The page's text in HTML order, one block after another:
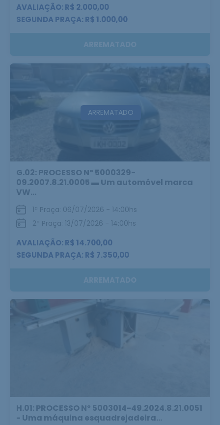
AVALIAÇÃO: R$ 2.000,00
SEGUNDA PRAÇA: R$ 1.000,00
ARREMATADO
G.02: PROCESSO Nº 5000329-
09.2007.8.21.0005 ▬ Um automóvel marca
VW...
1ª Praça: 06/07/2026 - 14:00hs
2ª Praça: 13/07/2026 - 14:00hs
AVALIAÇÃO: R$ 14.700,00
SEGUNDA PRAÇA: R$ 7.350,00
H.01: PROCESSO Nº 5003014-49.2024.8.21.0051
- Uma máquina esquadrejadeira...